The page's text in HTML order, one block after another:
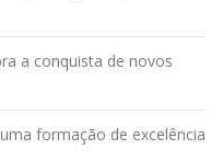
a conquista de novos
formação de excelência